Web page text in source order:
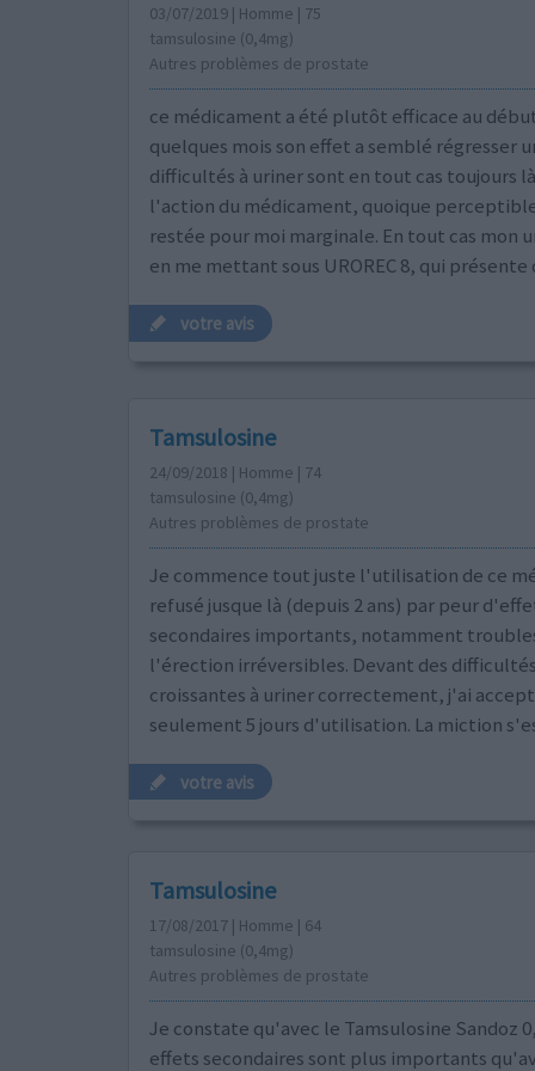
03/07/2019 | Homme | 75
tamsulosine (0,4mg)
Autres problèmes de prostate
ce médicament a été plutôt efficace au
quelques mois son effet a semblé régresser
difficultés à uriner sont en tout cas toujours
l'action du médicament, quoique
restée pour moi marginale. En tout cas mon
en me mettant sous UROREC 8, qui
votre avis
Tamsulosine
24/09/2018 | Homme | 74
tamsulosine (0,4mg)
Autres problèmes de prostate
Je commence tout juste l'utilisation de ce
refusé jusque là (depuis 2 ans) par peur
secondaires importants, notamment
l'érection irréversibles. Devant des difficultés
croissantes à uriner correctement, j'ai
seulement 5 jours d'utilisation. La miction
votre avis
Tamsulosine
17/08/2017 | Homme | 64
tamsulosine (0,4mg)
Autres problèmes de prostate
Je constate qu'avec le Tamsulosine Sandoz
effets secondaires sont plus importants